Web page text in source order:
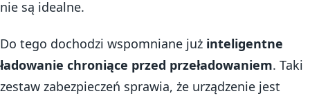
nie są idealne.
Do tego dochodzi wspomniane już inteligentne
ładowanie chroniące przed przeładowaniem. Taki
zestaw zabezpieczeń sprawia, że urządzenie jest